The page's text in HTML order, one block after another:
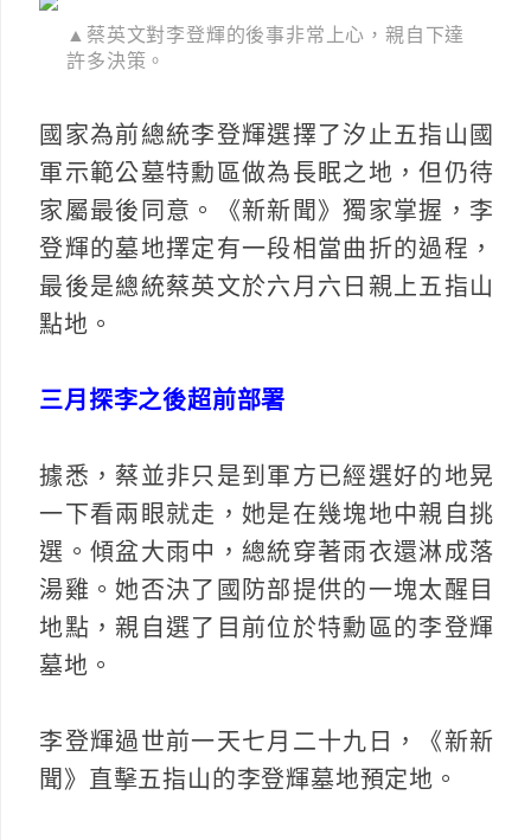
▲蔡英文對李登輝的後事非常上心，親自下達
許多決策。
國家為前總統李登輝選擇了汐止五指山國
軍示範公墓特勳區做為長眠之地，但仍待
家屬最後同意。《新新聞》獨家掌握，李
登輝的墓地擇定有一段相當曲折的過程，
最後是總統蔡英文於六月六日親上五指山
點地。
三月探李之後超前部署
據悉，蔡並非只是到軍方已經選好的地晃
一下看兩眼就走，她是在幾塊地中親自挑
選。傾盆大雨中，總統穿著雨衣還淋成落
湯雞。她否決了國防部提供的一塊太醒目
地點，親自選了目前位於特勳區的李登輝
墓地。
李登輝過世前一天七月二十九日，《新新
聞》直擊五指山的李登輝墓地預定地。